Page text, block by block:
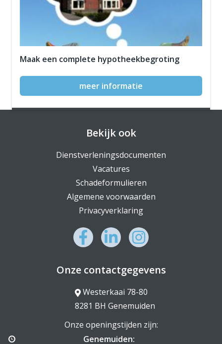
Maak een complete hypotheekbegroting
meer informatie
Bekijk ook
Dienstverleningsdocumenten
Vacatures
Schadeformulieren
Algemene voorwaarden
Privacyverklaring
Onze contactgegevens
Westerkaai 78-80
8281 BH Genemuiden
Onze openingstijden zijn:
Genemuiden: